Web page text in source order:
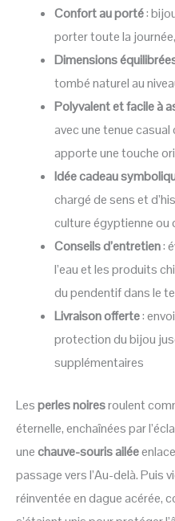
Confort au porté:
porter toute la
Dimensions
tombé naturel au
Polyvalent et facile à
avec une tenue
apporte une touche
Idée cadeau
chargé de sens et
culture égyptienne ou
Conseils d’entretien:
l’eau et les produits
du pendentif dans le
Livraison offerte:
protection du bijou
supplémentaires
Lesperles noiresroulent
éternelle, enchaînées par
unechauve-souris ailée
passage vers l’Au-delà. Puis
réinventée en dague acérée,